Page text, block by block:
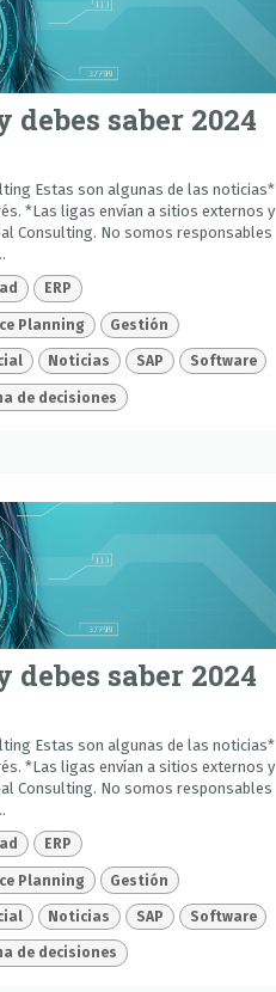
debes saber 2024
Estas son algunas de las noticias*
*Las ligas envían a sitios externos y
Consulting. No somos responsables
ERP
Planning Gestión
Noticias SAP Software
de decisiones
debes saber 2024
Estas son algunas de las noticias*
*Las ligas envían a sitios externos y
Consulting. No somos responsables
ERP
Planning Gestión
Noticias SAP Software
de decisiones